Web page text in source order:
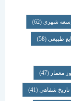
(62)
(58)
(47)
(41)